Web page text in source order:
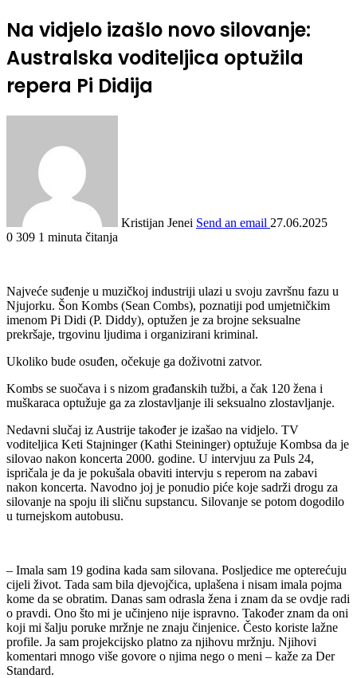
Na vidjelo izašlo novo silovanje:
Australska voditeljica optužila
repera Pi Didija
Kristijan Jenei Send an email 27.06.2025
0 309 1 minuta čitanja
Najveće suđenje u muzičkoj industriji ulazi u svoju završnu fazu u
Njujorku. Šon Kombs (Sean Combs), poznatiji pod umjetničkim
imenom Pi Didi (P. Diddy), optužen je za brojne seksualne
prekršaje, trgovinu ljudima i organizirani kriminal.
Ukoliko bude osuđen, očekuje ga doživotni zatvor.
Kombs se suočava i s nizom građanskih tužbi, a čak 120 žena i
muškaraca optužuje ga za zlostavljanje ili seksualno zlostavljanje.
Nedavni slučaj iz Austrije također je izašao na vidjelo. TV
voditeljica Keti Stajninger (Kathi Steininger) optužuje Kombsa da je
silovao nakon koncerta 2000. godine. U intervjuu za Puls 24,
ispričala je da je pokušala obaviti intervju s reperom na zabavi
nakon koncerta. Navodno joj je ponudio piće koje sadrži drogu za
silovanje na spoju ili sličnu supstancu. Silovanje se potom dogodilo
u turnejskom autobusu.
– Imala sam 19 godina kada sam silovana. Posljedice me opterećuju
cijeli život. Tada sam bila djevojčica, uplašena i nisam imala pojma
kome da se obratim. Danas sam odrasla žena i znam da se ovdje radi
o pravdi. Ono što mi je učinjeno nije ispravno. Također znam da oni
koji mi šalju poruke mržnje ne znaju činjenice. Često koriste lažne
profile. Ja sam projekcijsko platno za njihovu mržnju. Njihovi
komentari mnogo više govore o njima nego o meni – kaže za Der
Standard.